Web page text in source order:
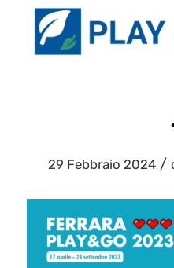
29 Febbraio 2024 /